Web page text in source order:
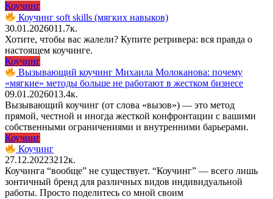
Коучинг
Коучинг soft skills (мягких навыков)
30.01.2026011.7к.
Хотите, чтобы вас жалели? Купите ретривера: вся правда о
настоящем коучинге.
Коучинг
Вызывающий коучинг Михаила Молоканова: почему
«мягкие» методы больше не работают в жестком бизнесе
09.01.2026013.4к.
Вызывающий коучинг (от слова «вызов») — это метод
прямой, честной и иногда жесткой конфронтации с вашими
собственными ограничениями и внутренними барьерами.
Коучинг
Коучинг
27.12.20223212к.
Коучинга “вообще” не существует. “Коучинг” — всего лишь
зонтичный бренд для различных видов индивидуальной
работы. Просто поделитесь со мной своим